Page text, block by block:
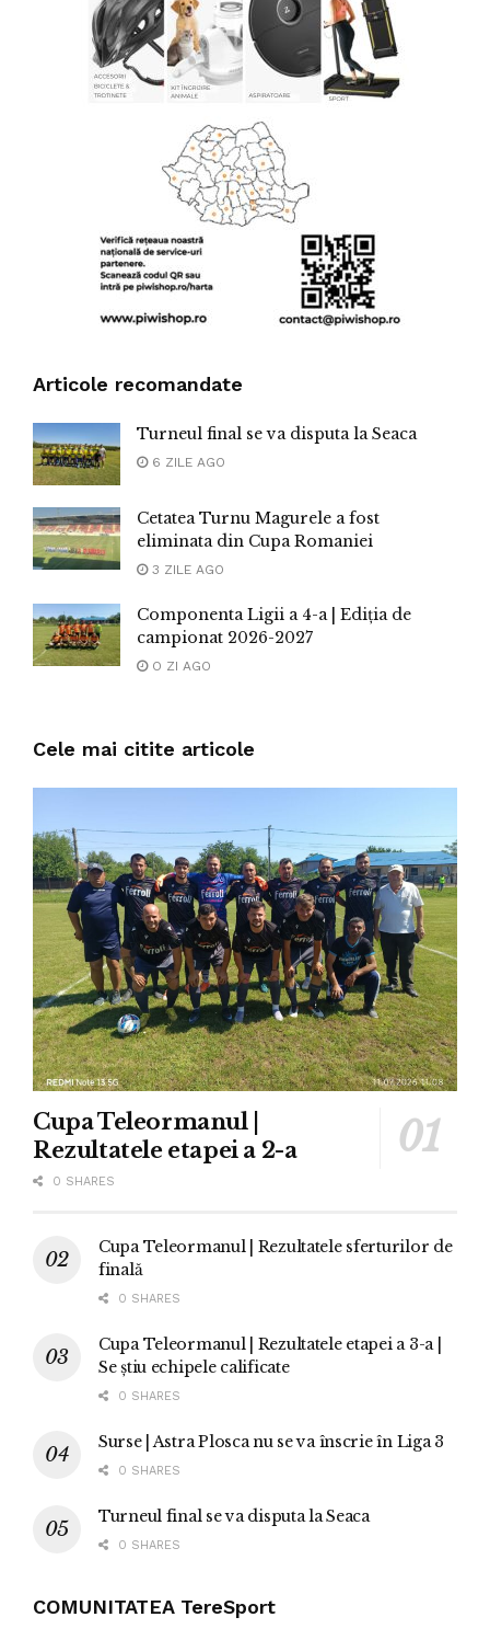
Articole recomandate
Turneul final se va disputa la Seaca
6 ZILE AGO
Cetatea Turnu Magurele a fost
eliminata din Cupa Romaniei
3 ZILE AGO
Componenta Ligii a 4-a | Ediția de
campionat 2026-2027
O ZI AGO
Cele mai citite articole
Cupa Teleormanul |
Rezultatele etapei a 2-a
0 SHARES
Cupa Teleormanul | Rezultatele sferturilor de
finală
0 SHARES
Cupa Teleormanul | Rezultatele etapei a 3-a |
Se știu echipele calificate
0 SHARES
Surse | Astra Plosca nu se va înscrie în Liga 3
0 SHARES
Turneul final se va disputa la Seaca
0 SHARES
COMUNITATEA TereSport